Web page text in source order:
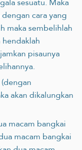
cara yang
maka sembelihlah
pisaunya
akan dikalungkan
macam bangkai
macam bangkai